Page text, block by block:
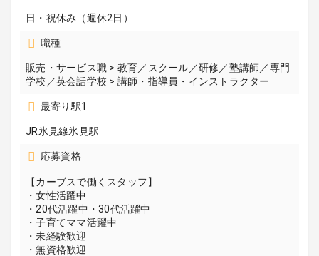
日・祝休み（週休2日）
職種
販売・サービス職 > 教育／スクール／研修／塾講師／専門
学校／英会話学校 > 講師・指導員・インストラクター
最寄り駅1
JR氷見線氷見駅
応募資格
【カーブスで働くスタッフ】
・女性活躍中
・20代活躍中・30代活躍中
・子育てママ活躍中
・未経験歓迎
・無資格歓迎